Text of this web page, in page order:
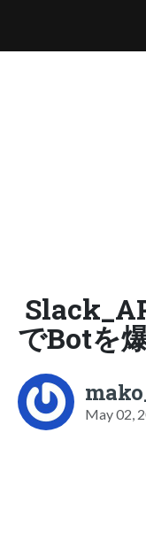
でBotを
May 02,